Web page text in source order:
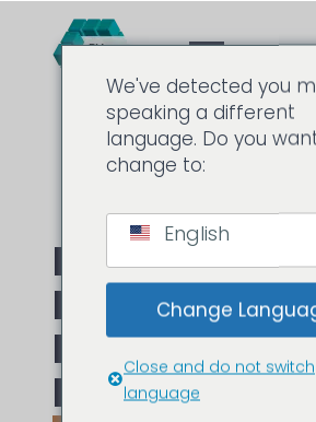
Matériau Du
PTFE :
Le Joint Et Le
PTFE Adaptés
We've detected you
speaking a different
language. Do you
change to:
English
Change
Close and do not switch
language